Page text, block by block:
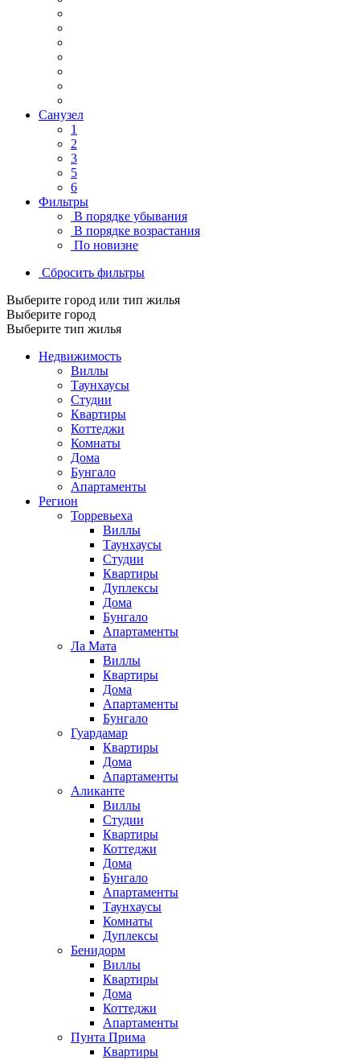
Санузел
1
2
3
5
6
Фильтры
В порядке убывания
В порядке возрастания
По новизне
Сбросить фильтры
Выберите город или тип жилья
Выберите город
Выберите тип жилья
Недвижимость
Виллы
Таунхаусы
Студии
Квартиры
Коттеджи
Комнаты
Дома
Бунгало
Апартаменты
Регион
Торревьеха
Виллы
Таунхаусы
Студии
Квартиры
Дуплексы
Дома
Бунгало
Апартаменты
Ла Мата
Виллы
Квартиры
Дома
Апартаменты
Бунгало
Гуардамар
Квартиры
Дома
Апартаменты
Аликанте
Виллы
Студии
Квартиры
Коттеджи
Дома
Бунгало
Апартаменты
Таунхаусы
Комнаты
Дуплексы
Бенидорм
Виллы
Квартиры
Дома
Коттеджи
Апартаменты
Пунта Прима
Квартиры